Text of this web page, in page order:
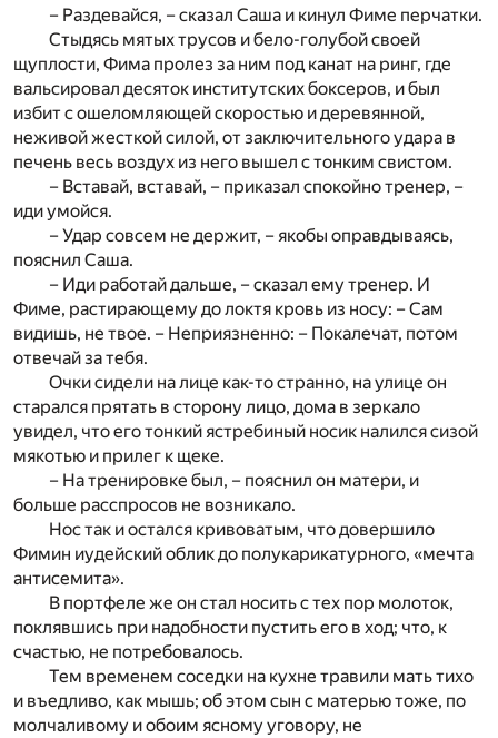
– Раздевайся, – сказал Саша и кинул Фиме перчатки.
Стыдясь мятых трусов и бело-голубой своей
щуплости, Фима пролез за ним под канат на ринг, где
вальсировал десяток институтских боксеров, и был
избит с ошеломляющей скоростью и деревянной,
неживой жесткой силой, от заключительного удара в
печень весь воздух из него вышел с тонким свистом.
– Вставай, вставай, – приказал спокойно тренер, –
иди умойся.
– Удар совсем не держит, – якобы оправдываясь,
пояснил Саша.
– Иди работай дальше, – сказал ему тренер. И
Фиме, растирающему до локтя кровь из носу: – Сам
видишь, не твое. – Неприязненно: – Покалечат, потом
отвечай за тебя.
Очки сидели на лице как-то странно, на улице он
старался прятать в сторону лицо, дома в зеркало
увидел, что его тонкий ястребиный носик налился сизой
мякотью и прилег к щеке.
– На тренировке был, – пояснил он матери, и
больше расспросов не возникало.
Нос так и остался кривоватым, что довершило
Фимин иудейский облик до полукарикатурного, «мечта
антисемита».
В портфеле же он стал носить с тех пор молоток,
поклявшись при надобности пустить его в ход; что, к
счастью, не потребовалось.
Тем временем соседки на кухне травили мать тихо
и въедливо, как мышь; об этом сын с матерью тоже, по
молчаливому и обоим ясному уговору, не